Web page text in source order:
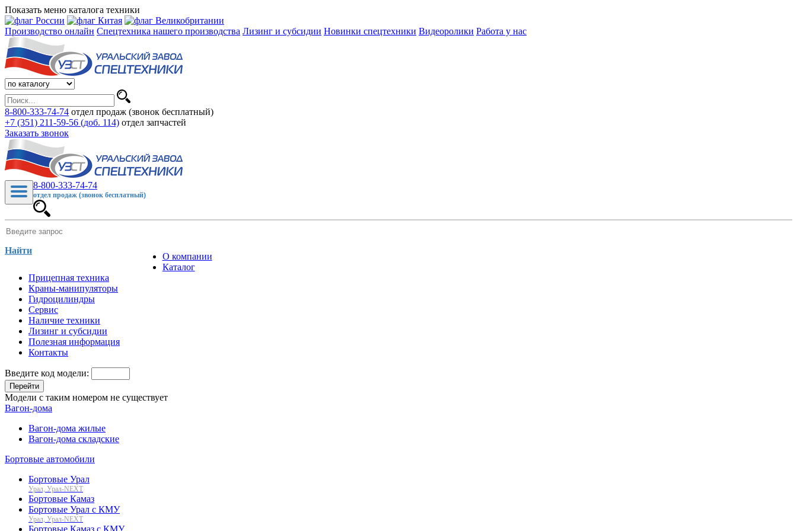
Показать меню каталога техники
Производство онлайн Спецтехника нашего производства Лизинг и субсидии Новинки спецтехники Видеоролики Работа у нас
8-800-333-74-74 отдел продаж (звонок бесплатный)
+7 (351) 211-59-56 (доб. 114) отдел запчастей
Заказать звонок
8-800-333-74-74
отдел продаж (звонок бесплатный)
Найти
О компании
Каталог
Прицепная техника
Краны-манипуляторы
Гидроцилиндры
Сервис
Наличие техники
Лизинг и субсидии
Полезная информация
Контакты
Введите код модели:
Перейти
Модели с таким номером не существует
Вагон-дома
Вагон-дома жилые
Вагон-дома складские
Бортовые автомобили
Бортовые Урал
Урал, Урал-NEXT
Бортовые Камаз
Бортовые Урал с КМУ
Урал, Урал-NEXT
Бортовые Камаз с КМУ